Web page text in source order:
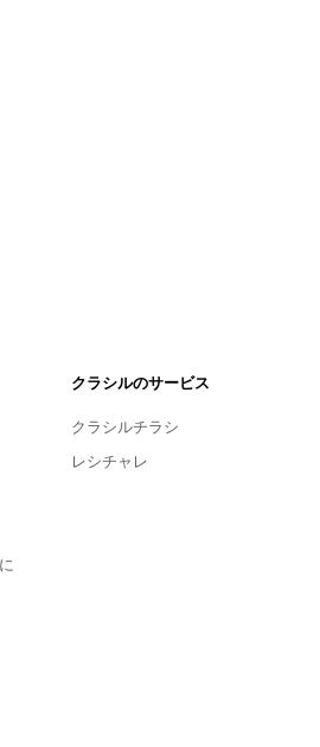
クラシルのサービス
クラシルチラシ
レシチャレ